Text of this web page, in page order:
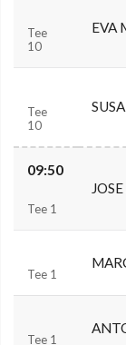
Tee
10
EVA
Tee
10
09:50
Tee 1
Tee 1
Tee 1